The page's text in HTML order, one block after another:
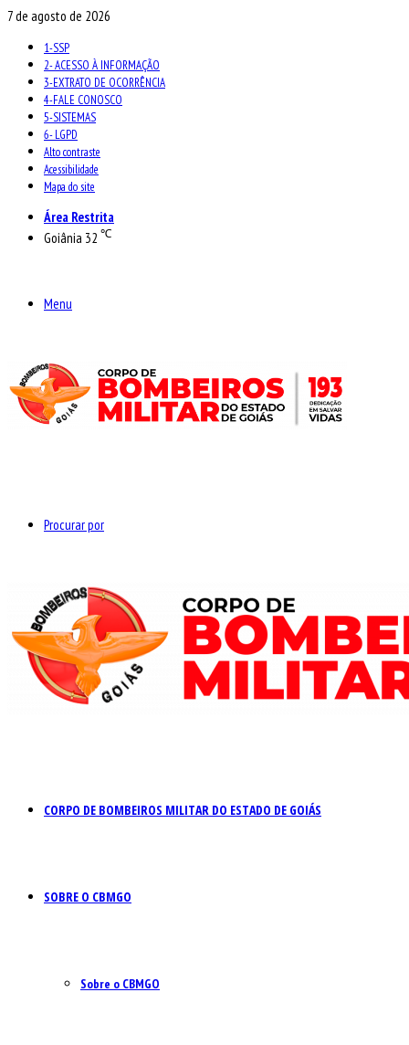
7 de agosto de 2026
1-SSP
2- ACESSO À INFORMAÇÃO
3-EXTRATO DE OCORRÊNCIA
4-FALE CONOSCO
5-SISTEMAS
6- LGPD
Alto contraste
Acessibilidade
Mapa do site
Área Restrita
Goiânia 32 ℃
Menu
Procurar por
CORPO DE BOMBEIROS MILITAR DO ESTADO DE GOIÁS
SOBRE O CBMGO
Sobre o CBMGO